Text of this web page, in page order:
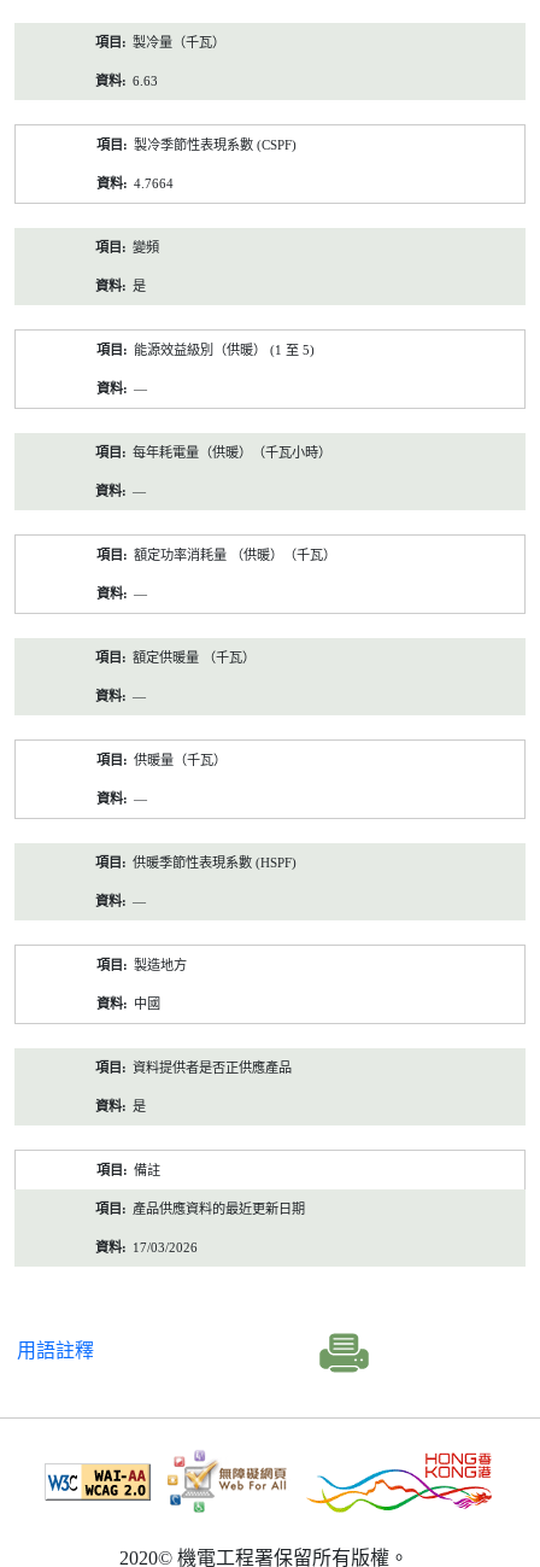
製冷量（千瓦）
6.63
製冷季節性表現系數 (CSPF)
4.7664
變頻
是
能源效益級別（供暖） (1 至 5)
—
每年耗電量（供暖）（千瓦小時）
—
額定功率消耗量 （供暖）（千瓦）
—
額定供暖量 （千瓦）
—
供暖量（千瓦）
—
供暖季節性表現系數 (HSPF)
—
製造地方
中國
資料提供者是否正供應產品
是
備註
產品供應資料的最近更新日期
17/03/2026
用語註釋
2020© 機電工程署保留所有版權。